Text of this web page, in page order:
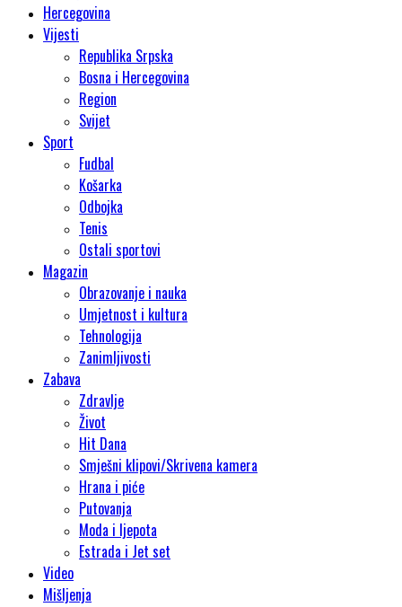
Hercegovina
Vijesti
Republika Srpska
Bosna i Hercegovina
Region
Svijet
Sport
Fudbal
Košarka
Odbojka
Tenis
Ostali sportovi
Magazin
Obrazovanje i nauka
Umjetnost i kultura
Tehnologija
Zanimljivosti
Zabava
Zdravlje
Život
Hit Dana
Smješni klipovi/Skrivena kamera
Hrana i piće
Putovanja
Moda i ljepota
Estrada i Jet set
Video
Mišljenja